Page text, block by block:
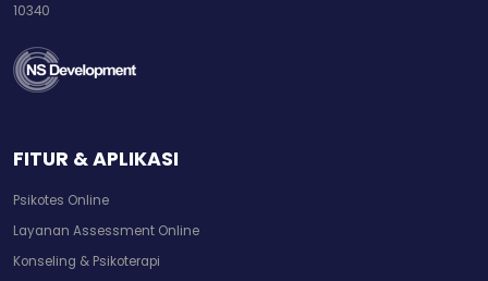
10340
FITUR & APLIKASI
Psikotes Online
Layanan Assessment Online
Konseling & Psikoterapi